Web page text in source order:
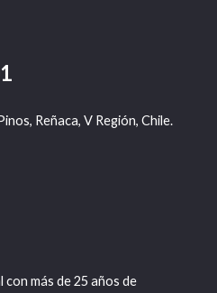
Reñaca, V Región, Chile.
con más de 25 años de